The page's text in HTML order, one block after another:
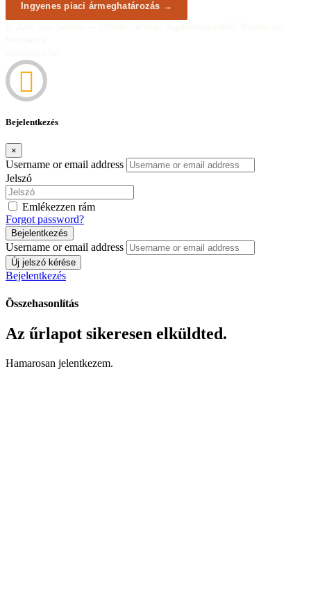
Ingyenes piaci ármeghatározás →
Bejelentkezés
×
Username or email address
Jelszó
Emlékezzen rám
Forgot password?
Bejelentkezés
Username or email address
Új jelszó kérése
Bejelentkezés
Összehasonlítás
Az űrlapot sikeresen elküldted.
Hamarosan jelentkezem.